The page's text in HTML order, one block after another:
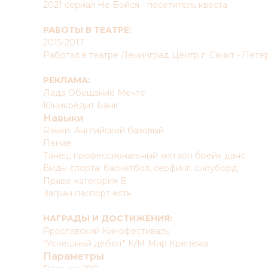
2021 сериал Не Бойся - посетитель квеста
РАБОТЫ В ТЕАТРЕ:
2015-2017
Работал в театре Ленинград Центр г. Санкт -
РЕКЛАМА:
Лада Обещание Мечте
Юникредит Банк
Навыки
Языки: Английский базовый
Пение
Танец: профессиональный хип хоп брейк данс
Виды спорта: баскетбол, серфинг, сноуборд
Права: категория B
Загран паспорт есть
НАГРАДЫ И ДОСТИЖЕНИЯ:
Ярославский Кинофестиваль
"Успешный дебют" К/М Мир Крепежа
Параметры